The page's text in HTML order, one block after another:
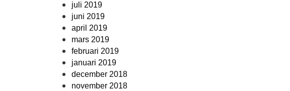
juli 2019
juni 2019
april 2019
mars 2019
februari 2019
januari 2019
december 2018
november 2018